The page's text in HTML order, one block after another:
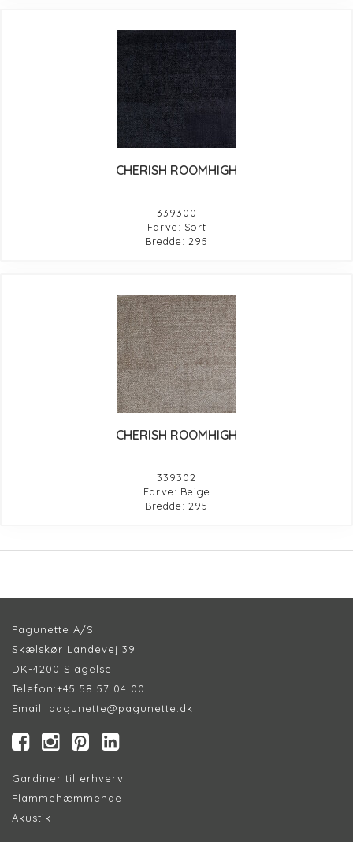
CHERISH ROOMHIGH
339300
Farve: Sort
Bredde: 295
CHERISH ROOMHIGH
339302
Farve: Beige
Bredde: 295
Pagunette A/S
Skælskør Landevej 39
DK-4200 Slagelse
Telefon:+45 58 57 04 00
Email: pagunette@pagunette.dk
Gardiner til erhverv
Flammehæmmende
Akustik